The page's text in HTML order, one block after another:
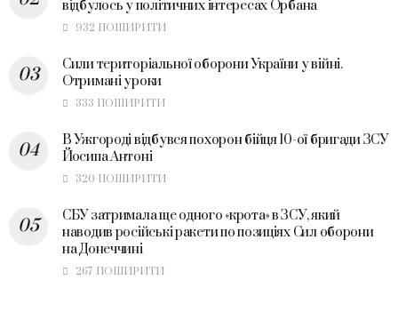
відбулось у політичних інтересах Орбана
932 ПОШИРИТИ
Сили територіальної оборони України у війні.
Отримані уроки
333 ПОШИРИТИ
В Ужгороді відбувся похорон бійця 10-ої бригади ЗСУ
Йосипа Антоні
320 ПОШИРИТИ
СБУ затримала ще одного «крота» в ЗСУ, який
наводив російські ракети по позиціях Сил оборони
на Донеччині
267 ПОШИРИТИ